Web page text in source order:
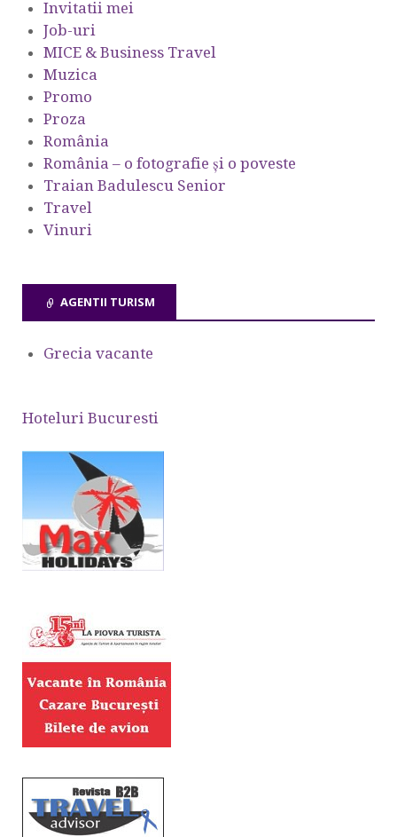
Invitatii mei
Job-uri
MICE & Business Travel
Muzica
Promo
Proza
România
România – o fotografie şi o poveste
Traian Badulescu Senior
Travel
Vinuri
AGENTII TURISM
Grecia vacante
Hoteluri Bucuresti